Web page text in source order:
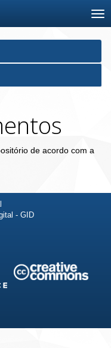
de acordo com a
- GID